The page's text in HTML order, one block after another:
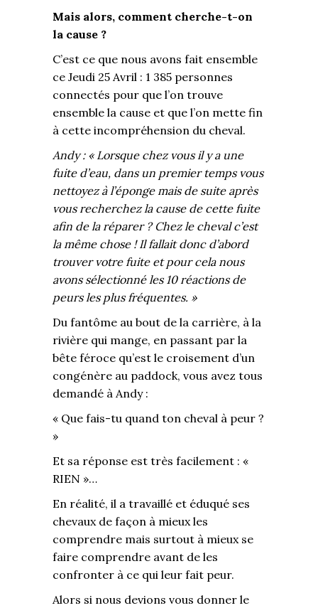
Mais alors, comment cherche-t-on
la cause ?
C’est ce que nous avons fait ensemble
ce Jeudi 25 Avril : 1 385 personnes
connectés pour que l’on trouve
ensemble la cause et que l’on mette fin
à cette incompréhension du cheval.
Andy : « Lorsque chez vous il y a une
fuite d’eau, dans un premier temps vous
nettoyez à l’éponge mais de suite après
vous recherchez la cause de cette fuite
afin de la réparer ? Chez le cheval c’est
la même chose ! Il fallait donc d’abord
trouver votre fuite et pour cela nous
avons sélectionné les 10 réactions de
peurs les plus fréquentes. »
Du fantôme au bout de la carrière, à la
rivière qui mange, en passant par la
bête féroce qu’est le croisement d’un
congénère au paddock, vous avez tous
demandé à Andy :
« Que fais-tu quand ton cheval à peur ?
»
Et sa réponse est très facilement : «
RIEN »…
En réalité, il a travaillé et éduqué ses
chevaux de façon à mieux les
comprendre mais surtout à mieux se
faire comprendre avant de les
confronter à ce qui leur fait peur.
Alors si nous devions vous donner le